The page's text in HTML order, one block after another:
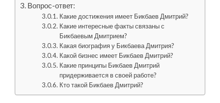
Вопрос-ответ:
Какие достижения имеет Бикбаев Дмитрий?
Какие интересные факты связаны с
Бикбаевым Дмитрием?
Какая биография у Бикбаева Дмитрия?
Какой бизнес имеет Бикбаев Дмитрий?
Какие принципы Бикбаев Дмитрий
придерживается в своей работе?
Кто такой Бикбаев Дмитрий?